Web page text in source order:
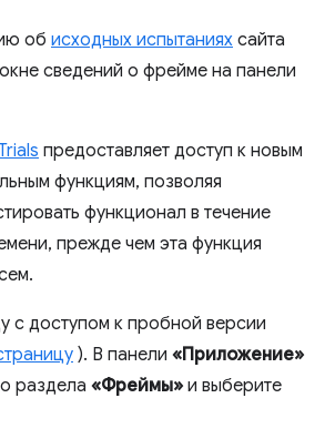
об исходных испытаниях сайта
сведений о фрейме на панели
предоставляет доступ к новым
функциям, позволяя
функционал в течение
прежде чем эта функция
с доступом к пробной версии
). В панели «Приложение»
раздела «Фреймы» и выберите